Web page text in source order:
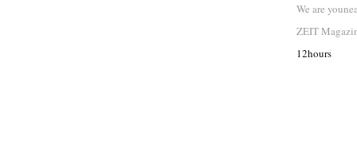
We are
ZEIT
12hours